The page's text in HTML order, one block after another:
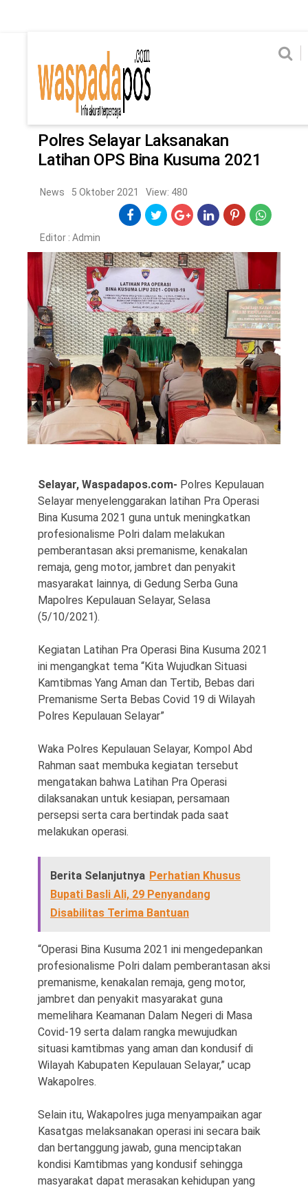
Home News
Ekonomi Hukum & Kriminal
Politik Metro
Hiburan Pendidikan
Edukasi Tekno
CHANEL
Home
News
Ekonomi
Hukum & Kriminal
Politik
Metro
Hiburan
Pendidikan
Edukasi
Tekno
Copyright
Theme
Home News Ekonomi Hukum & Kriminal
News
Polres Selayar Laksanakan
Latihan OPS Bina Kusuma 2021
News 5 Oktober 2021 View: 480
Editor : Admin
Selayar, Waspadapos.com- Polres Kepulauan
Selayar menyelenggarakan latihan Pra Operasi
Bina Kusuma 2021 guna untuk meningkatkan
profesionalisme Polri dalam melakukan
pemberantasan aksi premanisme, kenakalan
remaja, geng motor, jambret dan penyakit
masyarakat lainnya, di Gedung Serba Guna
Mapolres Kepulauan Selayar, Selasa
(5/10/2021).
Kegiatan Latihan Pra Operasi Bina Kusuma 2021
ini mengangkat tema “Kita Wujudkan Situasi
Kamtibmas Yang Aman dan Tertib, Bebas dari
Premanisme Serta Bebas Covid 19 di Wilayah
Polres Kepulauan Selayar”
Waka Polres Kepulauan Selayar, Kompol Abd
Rahman saat membuka kegiatan tersebut
mengatakan bahwa Latihan Pra Operasi
dilaksanakan untuk kesiapan, persamaan
persepsi serta cara bertindak pada saat
melakukan operasi.
Berita Selanjutnya Perhatian Khusus
Bupati Basli Ali, 29 Penyandang
Disabilitas Terima Bantuan
“Operasi Bina Kusuma 2021 ini mengedepankan
profesionalisme Polri dalam pemberantasan aksi
premanisme, kenakalan remaja, geng motor,
jambret dan penyakit masyarakat guna
memelihara Keamanan Dalam Negeri di Masa
Covid-19 serta dalam rangka mewujudkan
situasi kamtibmas yang aman dan kondusif di
Wilayah Kabupaten Kepulauan Selayar,” ucap
Wakapolres.
Selain itu, Wakapolres juga menyampaikan agar
Kasatgas melaksanakan operasi ini secara baik
dan bertanggung jawab, guna menciptakan
kondisi Kamtibmas yang kondusif sehingga
masyarakat dapat merasakan kehidupan yang